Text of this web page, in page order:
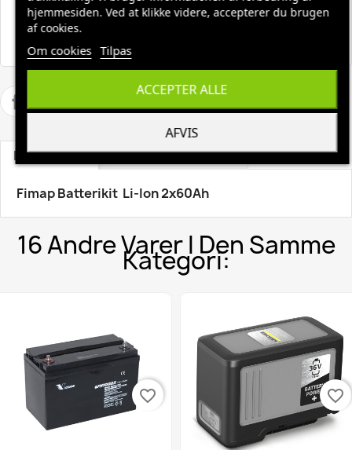
Fri fragt ved køb over 1500,-
Beskrivelse Produktoplysninger
Fimap Batterikit Li-Ion 2x60Ah
16 Andre Varer I Den Samme
Kategori:
favorite_border favorite_border
hjemmesiden. Ved at klikke videre, accepterer du brugen
af cookies.
Om cookies Tilpas
AFVIS
ACCEPTER ALLE